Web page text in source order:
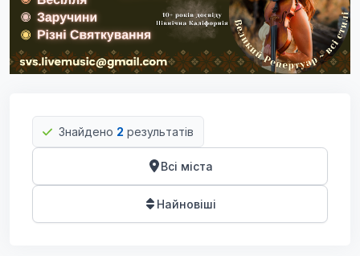
Знайдено 2 результатів
Всі міста
Найновіші